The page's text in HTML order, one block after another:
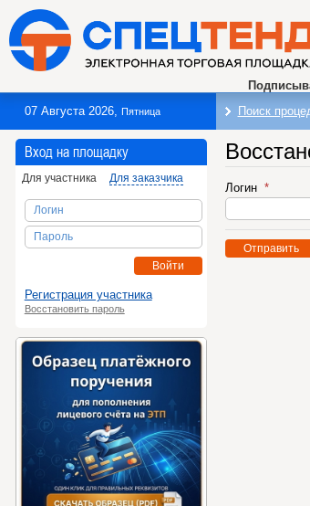
07 Августа 2026, Пятница Поиск
Вход на площадку
Для участника Для заказчика
Логин
Пароль
Войти
Регистрация участника
Восстановить пароль
Логин
Отправить